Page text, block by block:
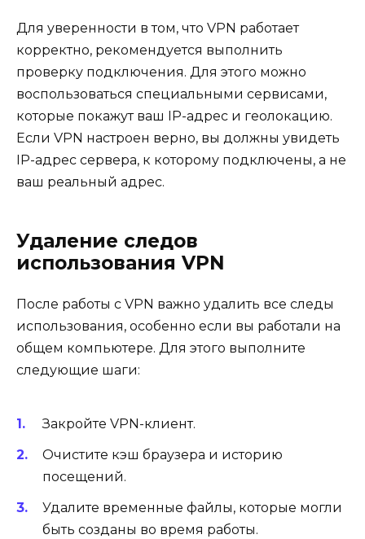
Для уверенности в том, что VPN работает
корректно, рекомендуется выполнить
проверку подключения. Для этого можно
воспользоваться специальными сервисами,
которые покажут ваш IP-адрес и геолокацию.
Если VPN настроен верно, вы должны увидеть
IP-адрес сервера, к которому подключены, а не
ваш реальный адрес.
Удаление следов
использования VPN
После работы с VPN важно удалить все следы
использования, особенно если вы работали на
общем компьютере. Для этого выполните
следующие шаги:
Закройте VPN-клиент.
Очистите кэш браузера и историю
посещений.
Удалите временные файлы, которые могли
быть созданы во время работы.